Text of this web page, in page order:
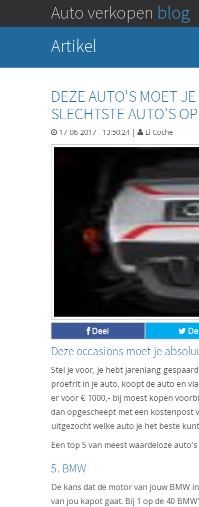
Auto verkopen blog
Artikel
DEZE AUTO'S MOET
SLECHTSTE AUTO'S
17-06-2017 - 13:50:24| El Coche
Deel
Deze occasions moet je
Stel je voor, je hebt jarenlang
proefrit in je auto, koopt de auto en
er voor € 1000,- bij moest kopen
dan opgescheept met een kostenpost
uitgezocht welke auto je het beste
Een top 5 van meest waardeloze
5. BMW
De kans dat de motor van jouw BMW
van jou kapot gaat. Bij 1 op de 40